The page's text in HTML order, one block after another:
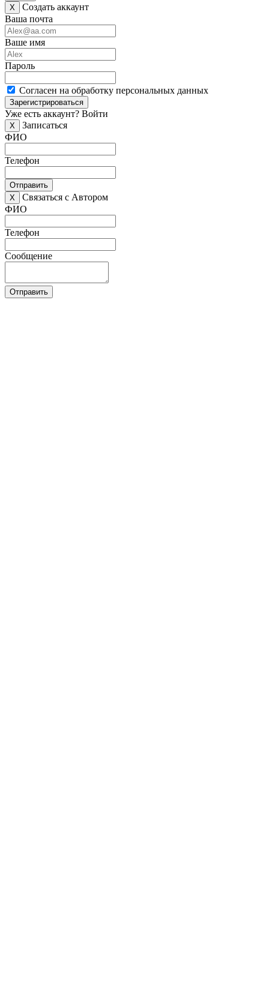
X
Создать аккаунт
Ваша почта
Ваше имя
Пароль
Согласен на обработку персональных данных
Зарегистрироваться
Уже есть аккаунт? Войти
X
Записаться
ФИО
Телефон
Отправить
X
Связаться с Автором
ФИО
Телефон
Сообщение
Отправить